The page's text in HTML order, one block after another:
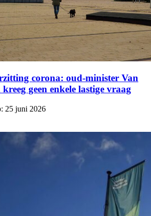
corona: oud-minister Van
geen enkele lastige vraag
25 juni 2026